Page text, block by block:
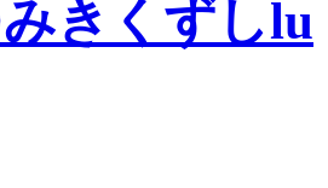
きくずしlu